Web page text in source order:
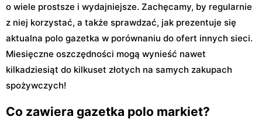
o wiele prostsze i wydajniejsze. Zachęcamy, by regularnie
z niej korzystać, a także sprawdzać, jak prezentuje się
aktualna polo gazetka w porównaniu do ofert innych sieci.
Miesięczne oszczędności mogą wynieść nawet
kilkadziesiąt do kilkuset złotych na samych zakupach
spożywczych!
Co zawiera gazetka polo markiet?